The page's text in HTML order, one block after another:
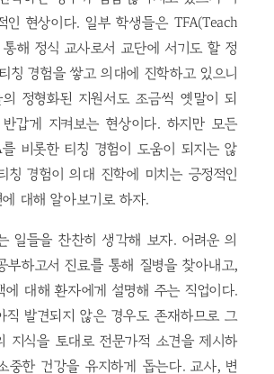
인 현상이다. 일부 학생들은 TFA(Teach
해 정식 교사로서 교단에 서기도 할 정
칭 경험을 쌓고 의대에 진학하고 있으니
정형화된 지원서도 조금씩 옛말이 되
갑게 지켜보는 현상이다. 하지만 모든
비롯한 티칭 경험이 도움이 되지는 않
칭 경험이 의대 진학에 미치는 긍정적인
대해 알아보기로 하자.
일들을 찬찬히 생각해 보자. 어려운 의
부하고서 진료를 통해 질병을 찾아내고,
에 대해 환자에게 설명해 주는 직업이다.
직 발견되지 않은 경우도 존재하므로 그
지식을 토대로 전문가적 소견을 제시하
중한 건강을 유지하게 돕는다. 교사, 변